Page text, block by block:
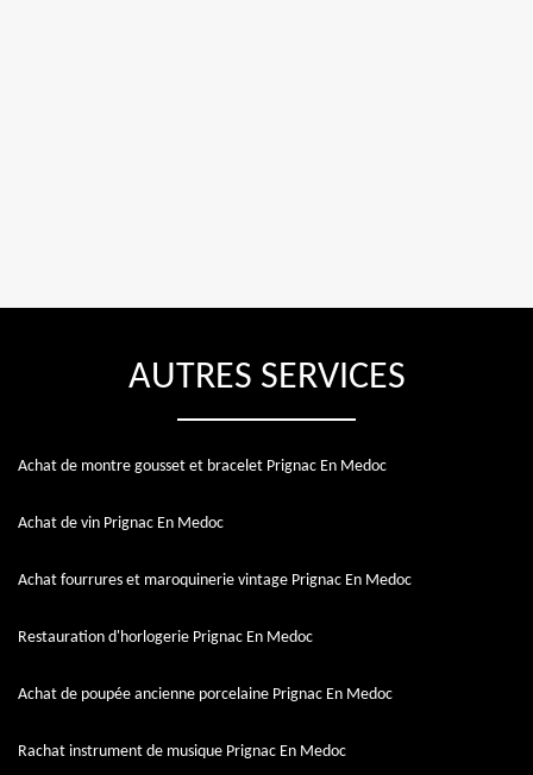
AUTRES SERVICES
Achat de montre gousset et bracelet Prignac En Medoc
Achat de vin Prignac En Medoc
Achat fourrures et maroquinerie vintage Prignac En Medoc
Restauration d'horlogerie Prignac En Medoc
Achat de poupée ancienne porcelaine Prignac En Medoc
Rachat instrument de musique Prignac En Medoc